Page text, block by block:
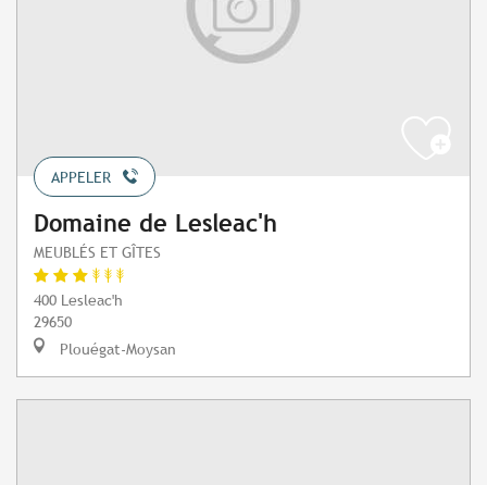
APPELER
Domaine de Lesleac'h
MEUBLÉS ET GÎTES
400 Lesleac'h
29650
Plouégat-Moysan